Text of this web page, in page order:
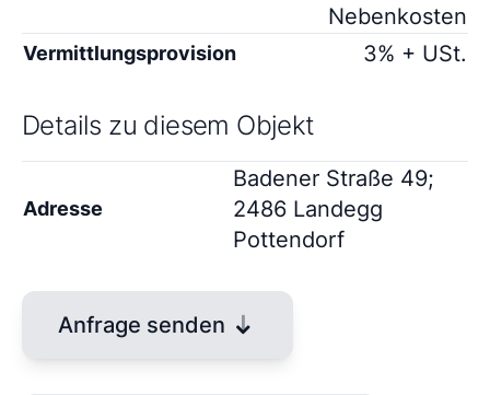
Nebenkosten
Vermittlungsprovision 3% + USt.
Details zu diesem Objekt
Adresse
Badener Straße 49;
2486 Landegg
Pottendorf
Anfrage senden